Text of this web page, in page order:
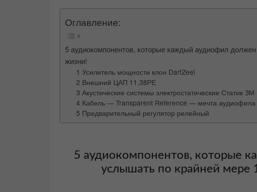
Оглавление:
5 аудиокомпонентов, которые каждый аудиофил
жизни!
1 Усилитель мощности клон DartZeel
2 Внешний ЦАП 11.38РЕ
3 Акустические системы электростатические Статик ЗМ
4 Кабель — Transparent Reference — мечта аудиофила
5 Предварительный регулятор релейный
5 аудиокомпонентов, которые
услышать по крайней мере